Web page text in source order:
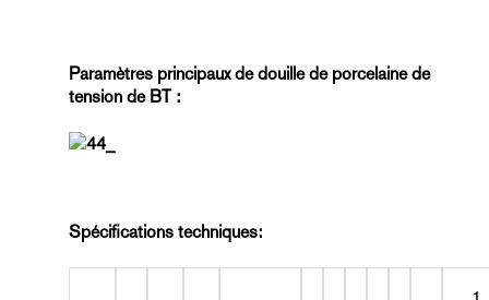
Paramètres principaux de douille de porcelaine de
tension de BT :
Spécifications techniques: